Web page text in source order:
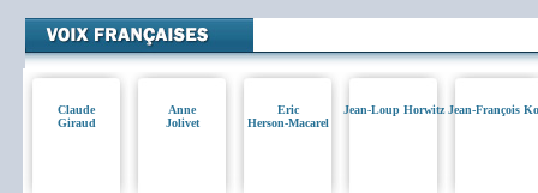
Claude
Giraud
Anne
Jolivet
Eric
Herson-Macarel
Jean-Loup Horwitz Jean-François